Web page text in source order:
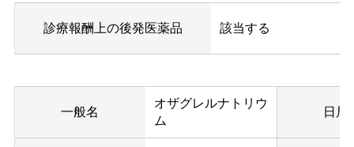
診療報酬上の後発医薬品 該当する
一般名
オザグレルナトリウ
ム
日局